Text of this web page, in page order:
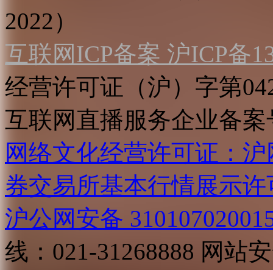
2022）
互联网ICP备案 沪ICP备
经营许可证（沪）字第
互联网直播服务企业备案
网络文化经营许可证：
券交易所基本行情展示许
沪公网安备
线：021-31268888 网站